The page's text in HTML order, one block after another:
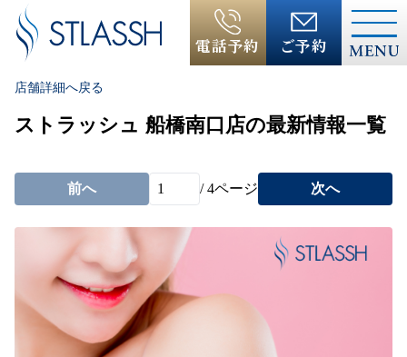
電話予約 ご予約
店舗詳細へ戻る
ストラッシュ 船橋南口店の最新情報一覧
前へ /4ページ 次へ